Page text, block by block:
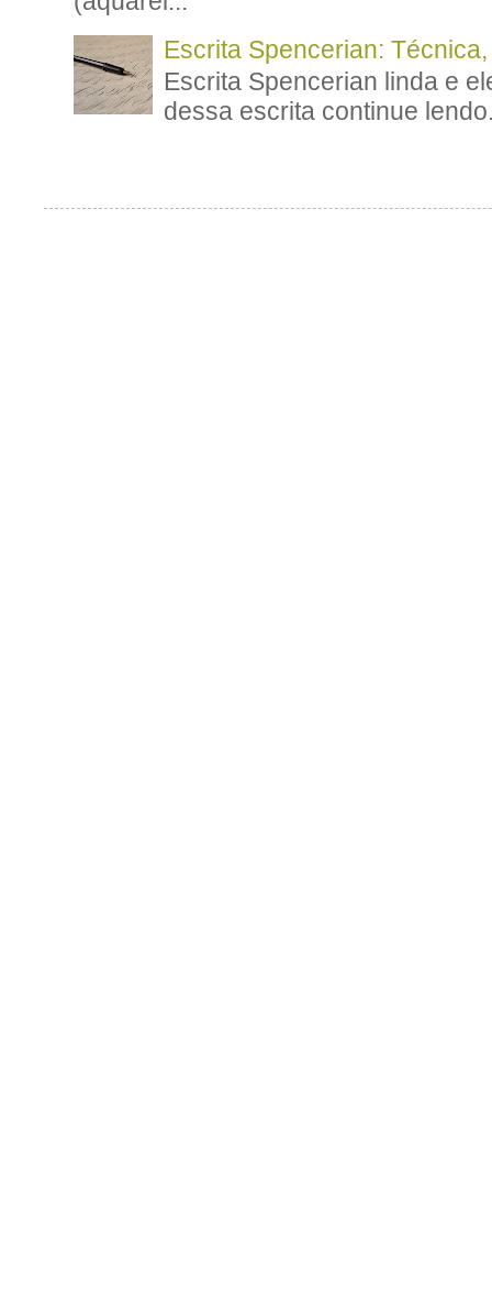
Escrita Spencerian:
Escrita Spencerian linda e
dessa escrita continue